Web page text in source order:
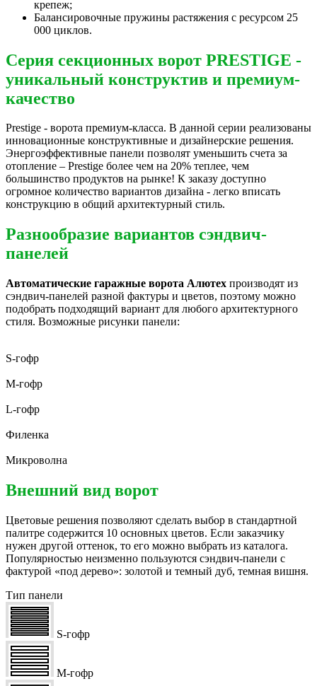
крепеж;
Балансировочные пружины растяжения с ресурсом 25
000 циклов.
Серия секционных ворот PRESTIGE -
уникальный конструктив и премиум-
качество
Prestige - ворота премиум-класса. В данной серии реализованы
инновационные конструктивные и дизайнерские решения.
Энергоэффективные панели позволят уменьшить счета за
отопление – Prestige более чем на 20% теплее, чем
большинство продуктов на рынке! К заказу доступно
огромное количество вариантов дизайна - легко вписать
конструкцию в общий архитектурный стиль.
Разнообразие вариантов сэндвич-
панелей
Автоматические гаражные ворота Алютех производят из
сэндвич-панелей разной фактуры и цветов, поэтому можно
подобрать подходящий вариант для любого архитектурного
стиля. Возможные рисунки панели:
S-гофр
M-гофр
L-гофр
Филенка
Микроволна
Внешний вид ворот
Цветовые решения позволяют сделать выбор в стандартной
палитре содержится 10 основных цветов. Если заказчику
нужен другой оттенок, то его можно выбрать из каталога.
Популярностью неизменно пользуются сэндвич-панели с
фактурой «под дерево»: золотой и темный дуб, темная вишня.
Тип панели
S-гофр
M-гофр